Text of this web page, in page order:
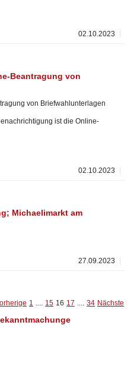
02.10.2023
Beantragung von
von Briefwahlunterlagen
ist die Online-
02.10.2023
Michaelimarkt am
27.09.2023
1 .... 15 16 17 .... 34 Nächste